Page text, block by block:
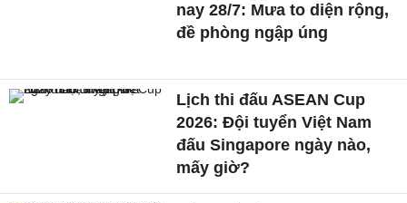
nay 28/7: Mưa to diện rộng,
đề phòng ngập úng
Lịch thi đấu ASEAN Cup
2026: Đội tuyển Việt Nam
đấu Singapore ngày nào,
mấy giờ?